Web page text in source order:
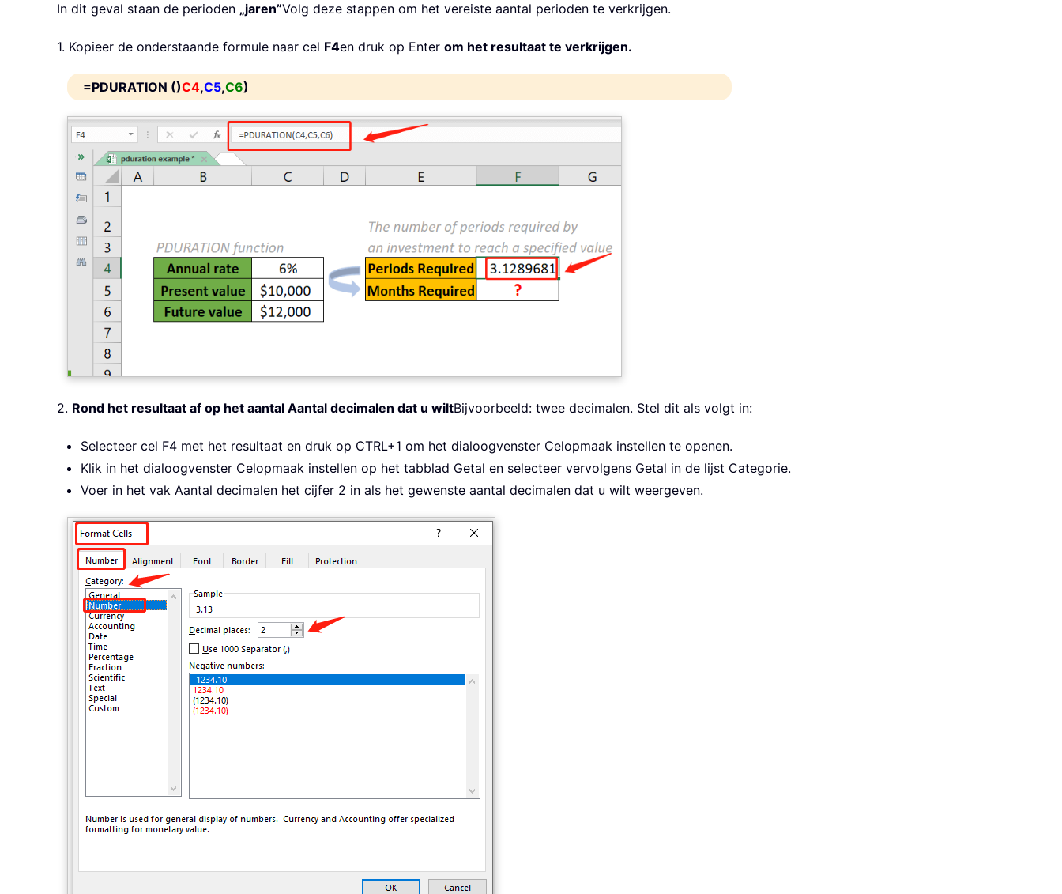
In dit geval staan de perioden „jaren”Volg deze stappen om het vereiste aantal perioden te verkrijgen.
1. Kopieer de onderstaande formule naar cel F4en druk op Enter om het resultaat te verkrijgen.
=PDURATION ()C4,C5,C6)
2. Rond het resultaat af op het aantal Aantal decimalen dat u wiltBijvoorbeeld: twee decimalen. Stel dit als volgt in:
Selecteer cel F4 met het resultaat en druk op CTRL+1 om het dialoogvenster Celopmaak instellen te openen.
Klik in het dialoogvenster Celopmaak instellen op het tabblad Getal en selecteer vervolgens Getal in de lijst Categorie.
Voer in het vak Aantal decimalen het cijfer 2 in als het gewenste aantal decimalen dat u wilt weergeven.